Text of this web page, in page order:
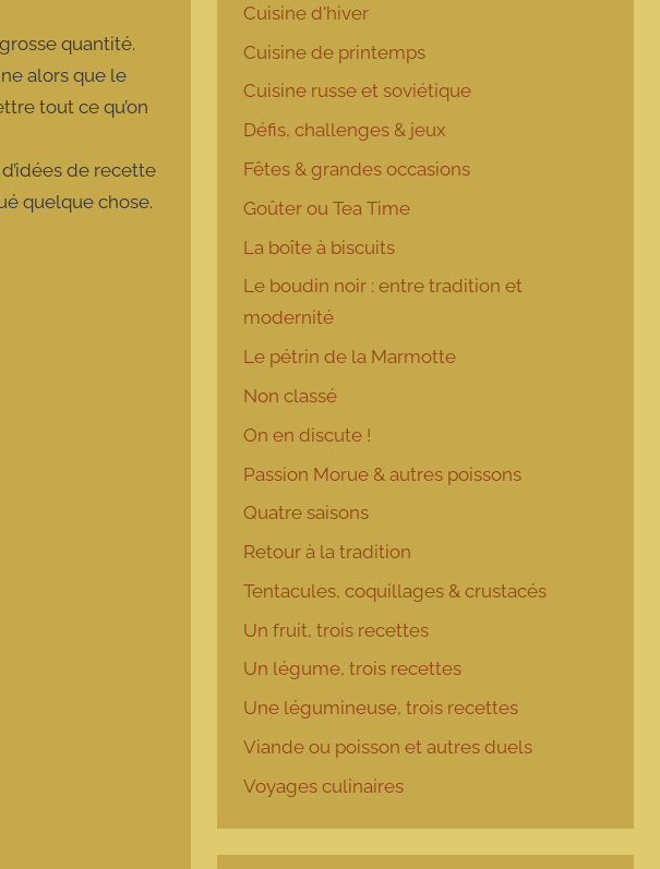
quantité.
alors que le
tout ce qu’on
de recette
quelque chose.
Cuisine d'hiver
Cuisine de printemps
Cuisine russe et soviétique
Défis, challenges & jeux
Fêtes & grandes occasions
Goûter ou Tea Time
La boîte à biscuits
Le boudin noir : entre tradition et
modernité
Le pétrin de la Marmotte
Non classé
On en discute !
Passion Morue & autres poissons
Quatre saisons
Retour à la tradition
Tentacules, coquillages & crustacés
Un fruit, trois recettes
Un légume, trois recettes
Une légumineuse, trois recettes
Viande ou poisson et autres duels
Voyages culinaires